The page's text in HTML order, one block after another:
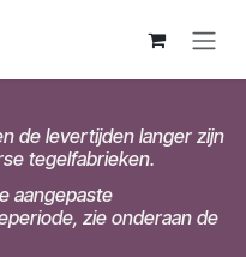
de levertijden langer zijn
tegelfabrieken.
aangepaste
zie onderaan de